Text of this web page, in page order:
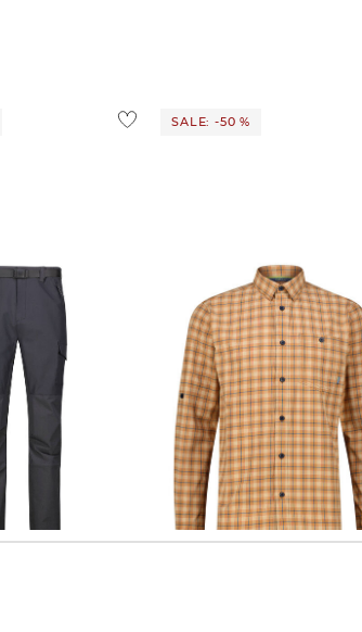
SALE: -50 %
meru | Herren Hemd PEANIA
39,99 € 79,95 €